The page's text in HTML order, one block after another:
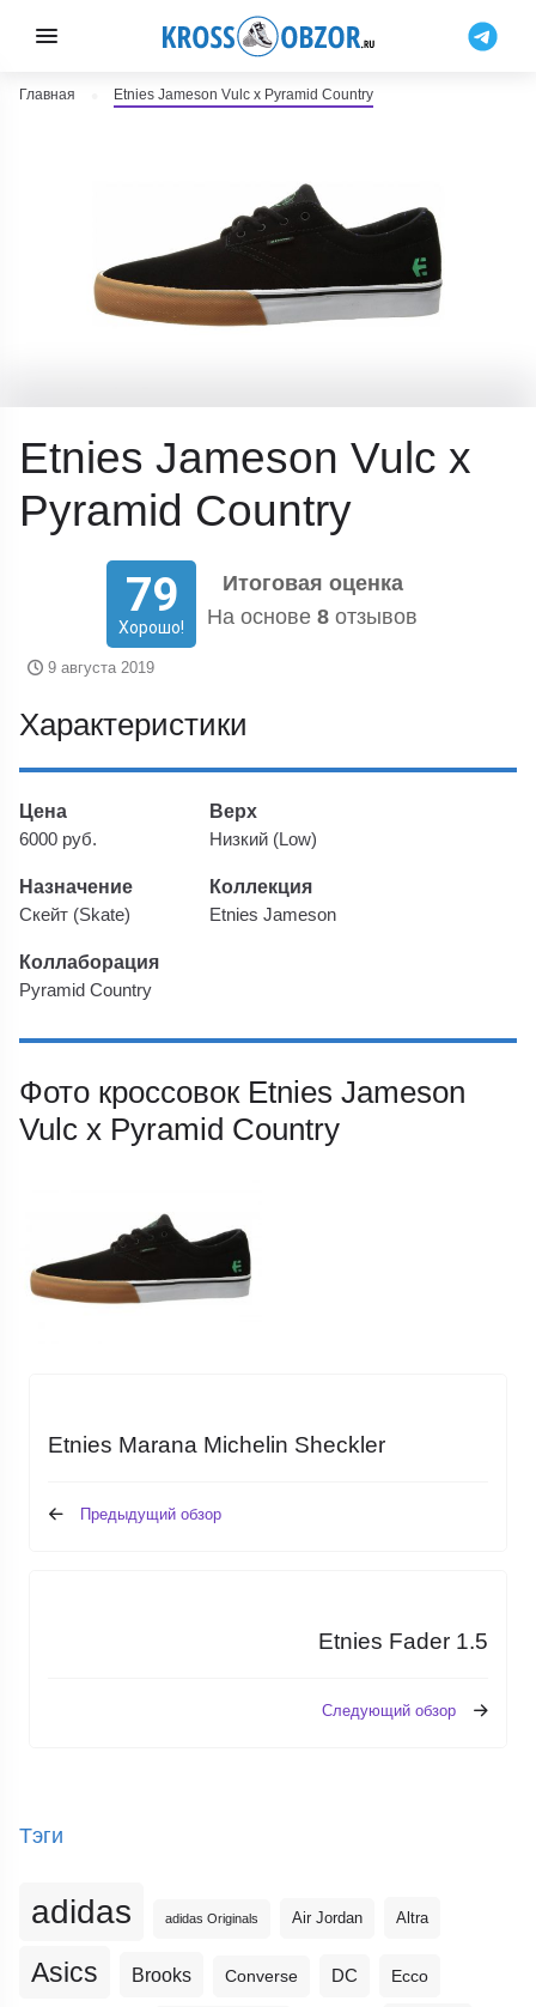
Главная Etnies Jameson Vulc x Pyramid Country
Etnies Jameson Vulc x
Pyramid Country
79
Хорошо!
Итоговая оценка
На основе 8 отзывов
9 августа 2019
Характеристики
Цена
6000 руб.
Верх
Низкий (Low)
Назначение
Скейт (Skate)
Коллекция
Etnies Jameson
Коллаборация
Pyramid Country
Фото кроссовок Etnies Jameson
Vulc x Pyramid Country
Etnies Marana Michelin Sheckler
Предыдущий обзор
Etnies Fader 1.5
Следующий обзор
Тэги
adidas adidas Originals Air Jordan Altra
Asics Brooks Converse DC Ecco